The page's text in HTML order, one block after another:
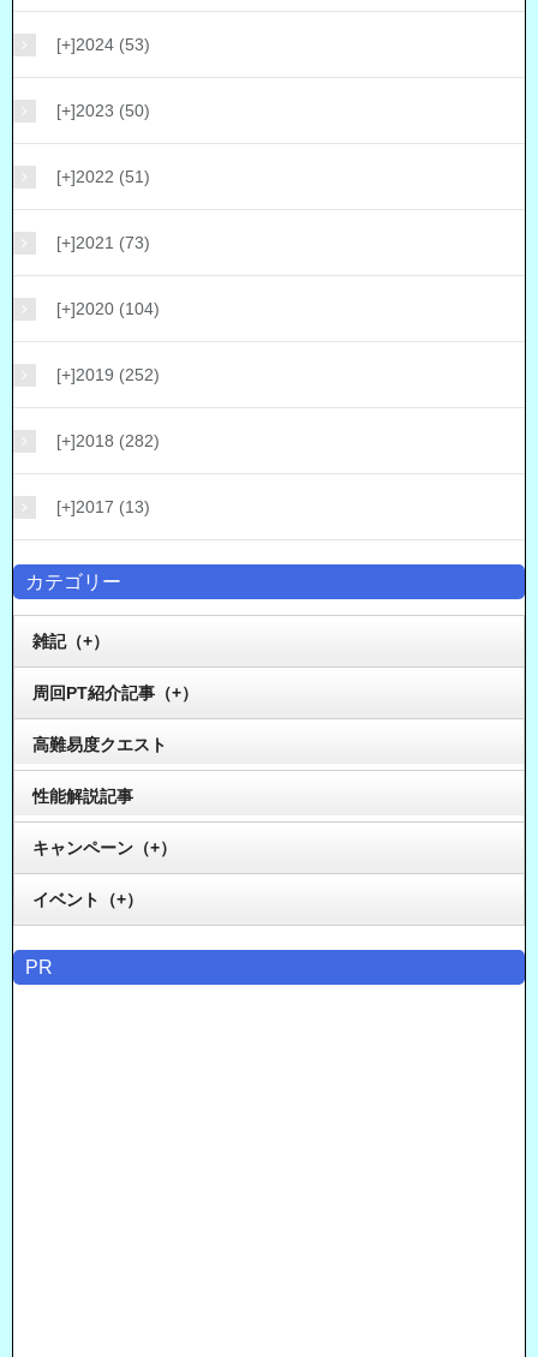
[+]2024 (53)
[+]2023 (50)
[+]2022 (51)
[+]2021 (73)
[+]2020 (104)
[+]2019 (252)
[+]2018 (282)
[+]2017 (13)
カテゴリー
雑記（+）
周回PT紹介記事（+）
高難易度クエスト
性能解説記事
キャンペーン（+）
イベント（+）
PR